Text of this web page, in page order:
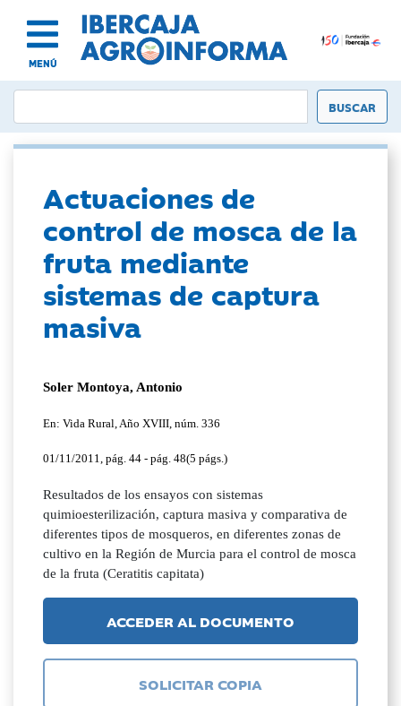
MENÚ
Actuaciones de
control de mosca de la
fruta mediante
sistemas de captura
masiva
Soler Montoya, Antonio
En: Vida Rural, Año XVIII, núm. 336
01/11/2011, pág. 44 - pág. 48(5 págs.)
Resultados de los ensayos con sistemas
quimioesterilización, captura masiva y comparativa de
diferentes tipos de mosqueros, en diferentes zonas de
cultivo en la Región de Murcia para el control de mosca
de la fruta (Ceratitis capitata)
ACCEDER AL DOCUMENTO
SOLICITAR COPIA